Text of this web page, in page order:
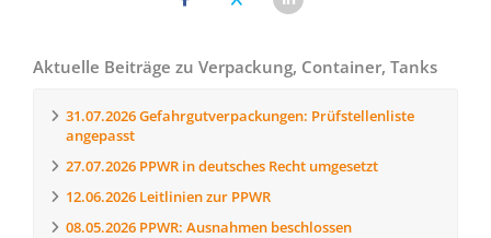
Aktuelle Beiträge zu Verpackung, Container, Tanks
31.07.2026Gefahrgutverpackungen: Prüfstellenliste
angepasst
27.07.2026 PPWR in deutsches Recht umgesetzt
12.06.2026 Leitlinien zur PPWR
08.05.2026 PPWR: Ausnahmen beschlossen